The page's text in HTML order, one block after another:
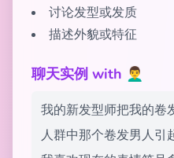
讨论发型或发质
描述外貌或特征
聊天实例 with 👨‍🦱
我的新发型师把我的卷
人群中那个卷发男人引